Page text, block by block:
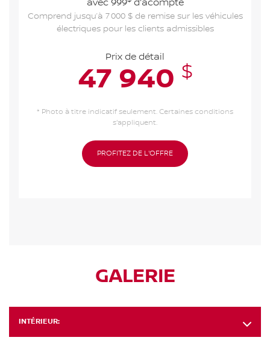
GALERIE
INTÉRIEUR:
avec 999 d'acompte
Comprend jusqu’à 7 000 $ de remise sur les véhicules
électriques pour les clients admissibles
Prix de détail
47 940 $
* Photo à titre indicatif seulement. Certaines conditions
s'appliquent.
PROFITEZ DE L'OFFRE